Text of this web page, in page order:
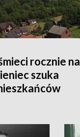
rocznie na
szuka